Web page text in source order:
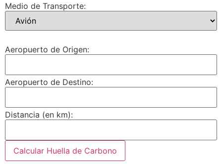
Medio de Transporte:
Aeropuerto de Origen:
Aeropuerto de Destino:
Distancia (en km):
Calcular Huella de Carbono